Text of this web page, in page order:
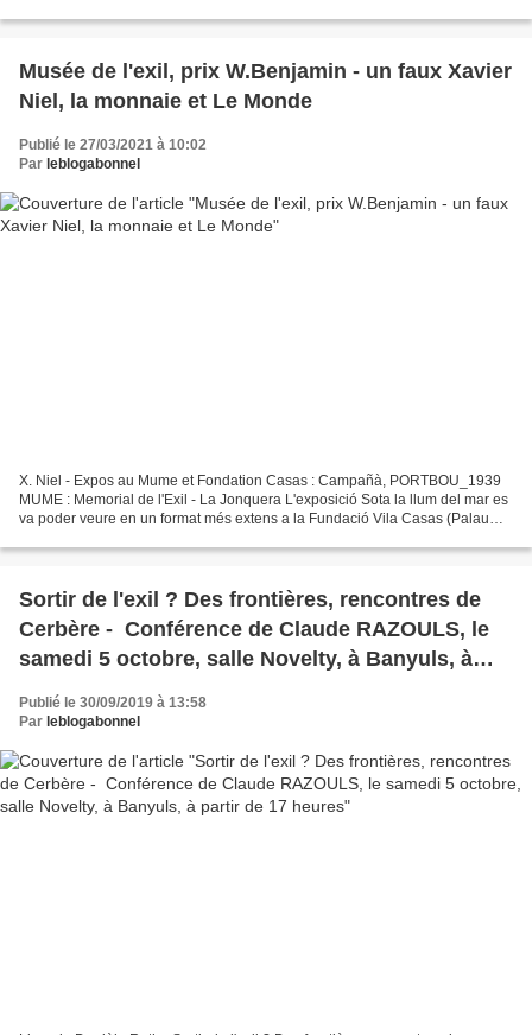
Musée de l'exil, prix W.Benjamin - un faux Xavier
Niel, la monnaie et Le Monde
Publié le 27/03/2021 à 10:02
Par leblogabonnel
X. Niel - Expos au Mume et Fondation Casas : Campañà, PORTBOU_1939
MUME : Memorial de l'Exil - La Jonquera L'exposició Sota la llum del mar es
va poder veure en un format més extens a la Fundació Vila Casas (Palau
Sortir de l'exil ? Des frontières, rencontres de
Cerbère - Conférence de Claude RAZOULS, le
samedi 5 octobre, salle Novelty, à Banyuls, à
partir de 17 heures
Publié le 30/09/2019 à 13:58
Par leblogabonnel